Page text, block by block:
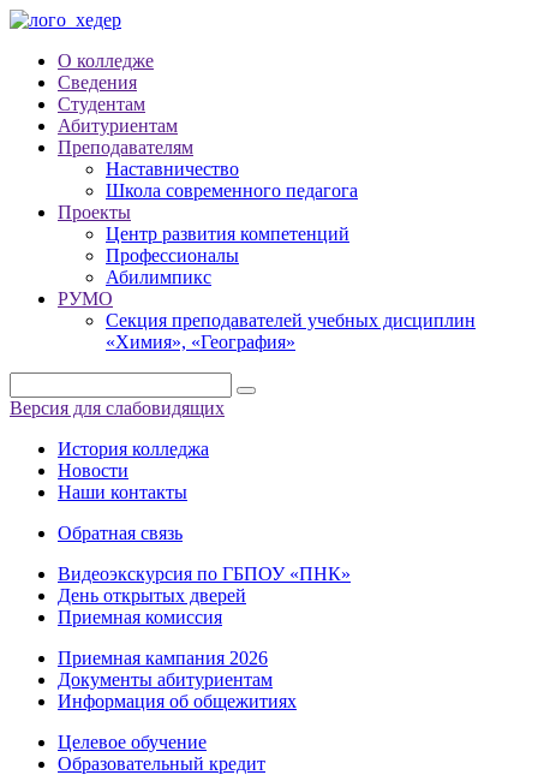
О колледже
Сведения
Студентам
Абитуриентам
Преподавателям
Наставничество
Школа современного педагога
Проекты
Центр развития компетенций
Профессионалы
Абилимпикс
РУМО
Секция преподавателей учебных дисциплин
«Химия», «География»
Версия для слабовидящих
История колледжа
Новости
Наши контакты
Обратная связь
Видеоэкскурсия по ГБПОУ «ПНК»
День открытых дверей
Приемная комиссия
Приемная кампания 2026
Дoкументы абитуриентам
Информация об общежитиях
Целевое обучение
Образовательный кредит